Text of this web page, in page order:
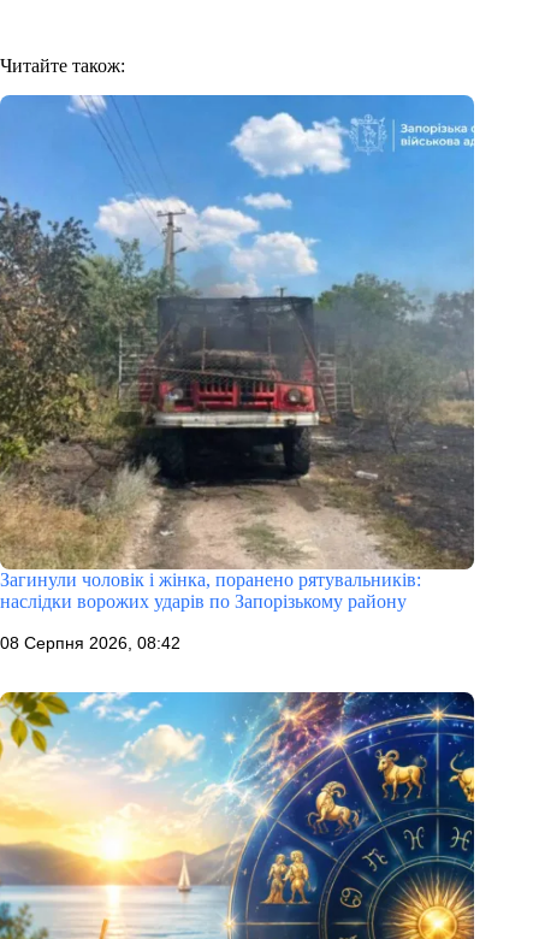
Читайте також:
Загинули чоловік і жінка, поранено рятувальників:
наслідки ворожих ударів по Запорізькому району
08 Серпня 2026, 08:42